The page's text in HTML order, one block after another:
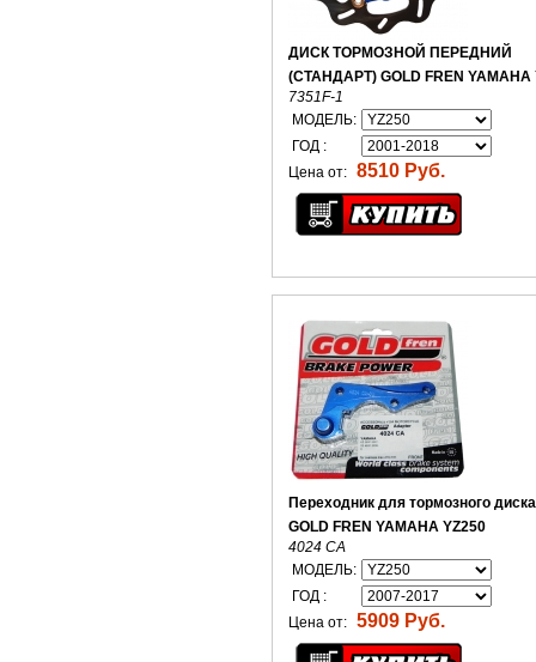
ДИСК ТОРМОЗНОЙ ПЕРЕДНИЙ
(СТАНДАРТ) GOLD FREN YAMAHA
7351F-1
МОДЕЛЬ:
ГОД :
Цена от: 8510 Руб.
Переходник для тормозного
GOLD FREN YAMAHA YZ250
4024 CA
МОДЕЛЬ:
ГОД :
Цена от: 5909 Руб.